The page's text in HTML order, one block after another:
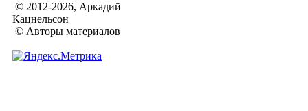
© 2012-2026, Аркадий
Кацнельсон
© Авторы материалов